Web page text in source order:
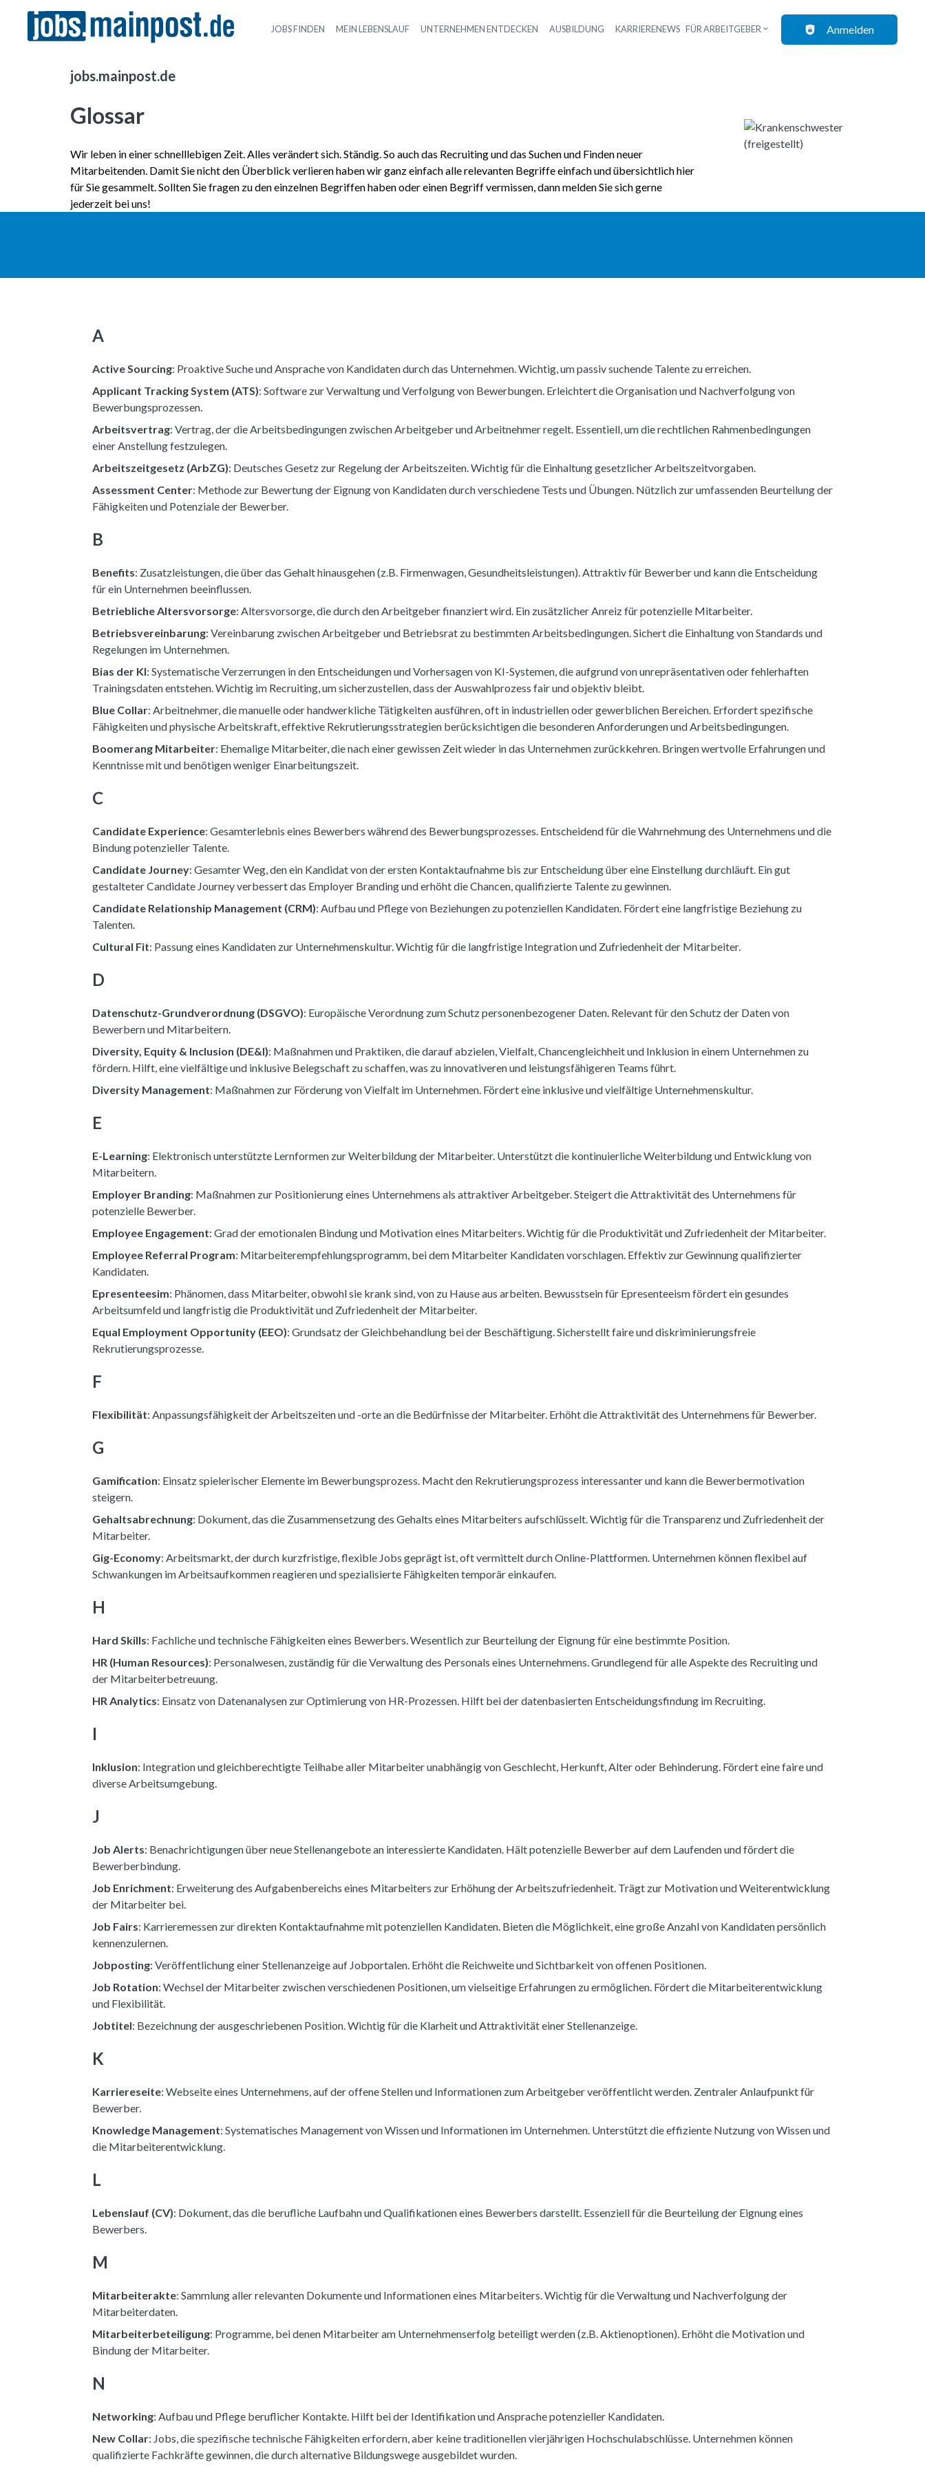
Haupt-Navigation
JOBS FINDEN MEIN LEBENSLAUF UNTERNEHMEN ENTDECKEN AUSBILDUNG KARRIERENEWS FÜR ARBEITGEBER Anmelden
jobs.mainpost.de
Glossar
Wir leben in einer schnelllebigen Zeit. Alles verändert sich. Ständig. So auch das Recruiting und das Suchen und Finden neuer
Mitarbeitenden. Damit Sie nicht den Überblick verlieren haben wir ganz einfach alle relevanten Begriffe einfach und übersichtlich hier
für Sie gesammelt. Sollten Sie fragen zu den einzelnen Begriffen haben oder einen Begriff vermissen, dann melden Sie sich gerne
jederzeit bei uns!
A
Active Sourcing: Proaktive Suche und Ansprache von Kandidaten durch das Unternehmen. Wichtig, um passiv suchende Talente zu erreichen.
Applicant Tracking System (ATS): Software zur Verwaltung und Verfolgung von Bewerbungen. Erleichtert die Organisation und Nachverfolgung von
Bewerbungsprozessen.
Arbeitsvertrag: Vertrag, der die Arbeitsbedingungen zwischen Arbeitgeber und Arbeitnehmer regelt. Essentiell, um die rechtlichen Rahmenbedingungen
einer Anstellung festzulegen.
Arbeitszeitgesetz (ArbZG): Deutsches Gesetz zur Regelung der Arbeitszeiten. Wichtig für die Einhaltung gesetzlicher Arbeitszeitvorgaben.
Assessment Center: Methode zur Bewertung der Eignung von Kandidaten durch verschiedene Tests und Übungen. Nützlich zur umfassenden Beurteilung der
Fähigkeiten und Potenziale der Bewerber.
B
Benefits: Zusatzleistungen, die über das Gehalt hinausgehen (z.B. Firmenwagen, Gesundheitsleistungen). Attraktiv für Bewerber und kann die Entscheidung
für ein Unternehmen beeinflussen.
Betriebliche Altersvorsorge: Altersvorsorge, die durch den Arbeitgeber finanziert wird. Ein zusätzlicher Anreiz für potenzielle Mitarbeiter.
Betriebsvereinbarung: Vereinbarung zwischen Arbeitgeber und Betriebsrat zu bestimmten Arbeitsbedingungen. Sichert die Einhaltung von Standards und
Regelungen im Unternehmen.
Bias der KI: Systematische Verzerrungen in den Entscheidungen und Vorhersagen von KI-Systemen, die aufgrund von unrepräsentativen oder fehlerhaften
Trainingsdaten entstehen. Wichtig im Recruiting, um sicherzustellen, dass der Auswahlprozess fair und objektiv bleibt.
Blue Collar: Arbeitnehmer, die manuelle oder handwerkliche Tätigkeiten ausführen, oft in industriellen oder gewerblichen Bereichen. Erfordert spezifische
Fähigkeiten und physische Arbeitskraft, effektive Rekrutierungsstrategien berücksichtigen die besonderen Anforderungen und Arbeitsbedingungen.
Boomerang Mitarbeiter: Ehemalige Mitarbeiter, die nach einer gewissen Zeit wieder in das Unternehmen zurückkehren. Bringen wertvolle Erfahrungen und
Kenntnisse mit und benötigen weniger Einarbeitungszeit.
C
Candidate Experience: Gesamterlebnis eines Bewerbers während des Bewerbungsprozesses. Entscheidend für die Wahrnehmung des Unternehmens und die
Bindung potenzieller Talente.
Candidate Journey: Gesamter Weg, den ein Kandidat von der ersten Kontaktaufnahme bis zur Entscheidung über eine Einstellung durchläuft. Ein gut
gestalteter Candidate Journey verbessert das Employer Branding und erhöht die Chancen, qualifizierte Talente zu gewinnen.
Candidate Relationship Management (CRM): Aufbau und Pflege von Beziehungen zu potenziellen Kandidaten. Fördert eine langfristige Beziehung zu
Talenten.
Cultural Fit: Passung eines Kandidaten zur Unternehmenskultur. Wichtig für die langfristige Integration und Zufriedenheit der Mitarbeiter.
D
Datenschutz-Grundverordnung (DSGVO): Europäische Verordnung zum Schutz personenbezogener Daten. Relevant für den Schutz der Daten von
Bewerbern und Mitarbeitern.
Diversity, Equity & Inclusion (DE&I): Maßnahmen und Praktiken, die darauf abzielen, Vielfalt, Chancengleichheit und Inklusion in einem Unternehmen zu
fördern. Hilft, eine vielfältige und inklusive Belegschaft zu schaffen, was zu innovativeren und leistungsfähigeren Teams führt.
Diversity Management: Maßnahmen zur Förderung von Vielfalt im Unternehmen. Fördert eine inklusive und vielfältige Unternehmenskultur.
E
E-Learning: Elektronisch unterstützte Lernformen zur Weiterbildung der Mitarbeiter. Unterstützt die kontinuierliche Weiterbildung und Entwicklung von
Mitarbeitern.
Employer Branding: Maßnahmen zur Positionierung eines Unternehmens als attraktiver Arbeitgeber. Steigert die Attraktivität des Unternehmens für
potenzielle Bewerber.
Employee Engagement: Grad der emotionalen Bindung und Motivation eines Mitarbeiters. Wichtig für die Produktivität und Zufriedenheit der Mitarbeiter.
Employee Referral Program: Mitarbeiterempfehlungsprogramm, bei dem Mitarbeiter Kandidaten vorschlagen. Effektiv zur Gewinnung qualifizierter
Kandidaten.
Epresenteesim: Phänomen, dass Mitarbeiter, obwohl sie krank sind, von zu Hause aus arbeiten. Bewusstsein für Epresenteeism fördert ein gesundes
Arbeitsumfeld und langfristig die Produktivität und Zufriedenheit der Mitarbeiter.
Equal Employment Opportunity (EEO): Grundsatz der Gleichbehandlung bei der Beschäftigung. Sicherstellt faire und diskriminierungsfreie
Rekrutierungsprozesse.
F
Flexibilität: Anpassungsfähigkeit der Arbeitszeiten und -orte an die Bedürfnisse der Mitarbeiter. Erhöht die Attraktivität des Unternehmens für Bewerber.
G
Gamification: Einsatz spielerischer Elemente im Bewerbungsprozess. Macht den Rekrutierungsprozess interessanter und kann die Bewerbermotivation
steigern.
Gehaltsabrechnung: Dokument, das die Zusammensetzung des Gehalts eines Mitarbeiters aufschlüsselt. Wichtig für die Transparenz und Zufriedenheit der
Mitarbeiter.
Gig-Economy: Arbeitsmarkt, der durch kurzfristige, flexible Jobs geprägt ist, oft vermittelt durch Online-Plattformen. Unternehmen können flexibel auf
Schwankungen im Arbeitsaufkommen reagieren und spezialisierte Fähigkeiten temporär einkaufen.
H
Hard Skills: Fachliche und technische Fähigkeiten eines Bewerbers. Wesentlich zur Beurteilung der Eignung für eine bestimmte Position.
HR (Human Resources): Personalwesen, zuständig für die Verwaltung des Personals eines Unternehmens. Grundlegend für alle Aspekte des Recruiting und
der Mitarbeiterbetreuung.
HR Analytics: Einsatz von Datenanalysen zur Optimierung von HR-Prozessen. Hilft bei der datenbasierten Entscheidungsfindung im Recruiting.
I
Inklusion: Integration und gleichberechtigte Teilhabe aller Mitarbeiter unabhängig von Geschlecht, Herkunft, Alter oder Behinderung. Fördert eine faire und
diverse Arbeitsumgebung.
J
Job Alerts: Benachrichtigungen über neue Stellenangebote an interessierte Kandidaten. Hält potenzielle Bewerber auf dem Laufenden und fördert die
Bewerberbindung.
Job Enrichment: Erweiterung des Aufgabenbereichs eines Mitarbeiters zur Erhöhung der Arbeitszufriedenheit. Trägt zur Motivation und Weiterentwicklung
der Mitarbeiter bei.
Job Fairs: Karrieremessen zur direkten Kontaktaufnahme mit potenziellen Kandidaten. Bieten die Möglichkeit, eine große Anzahl von Kandidaten persönlich
kennenzulernen.
Jobposting: Veröffentlichung einer Stellenanzeige auf Jobportalen. Erhöht die Reichweite und Sichtbarkeit von offenen Positionen.
Job Rotation: Wechsel der Mitarbeiter zwischen verschiedenen Positionen, um vielseitige Erfahrungen zu ermöglichen. Fördert die Mitarbeiterentwicklung
und Flexibilität.
Jobtitel: Bezeichnung der ausgeschriebenen Position. Wichtig für die Klarheit und Attraktivität einer Stellenanzeige.
K
Karriereseite: Webseite eines Unternehmens, auf der offene Stellen und Informationen zum Arbeitgeber veröffentlicht werden. Zentraler Anlaufpunkt für
Bewerber.
Knowledge Management: Systematisches Management von Wissen und Informationen im Unternehmen. Unterstützt die effiziente Nutzung von Wissen und
die Mitarbeiterentwicklung.
L
Lebenslauf (CV): Dokument, das die berufliche Laufbahn und Qualifikationen eines Bewerbers darstellt. Essenziell für die Beurteilung der Eignung eines
Bewerbers.
M
Mitarbeiterakte: Sammlung aller relevanten Dokumente und Informationen eines Mitarbeiters. Wichtig für die Verwaltung und Nachverfolgung der
Mitarbeiterdaten.
Mitarbeiterbeteiligung: Programme, bei denen Mitarbeiter am Unternehmenserfolg beteiligt werden (z.B. Aktienoptionen). Erhöht die Motivation und
Bindung der Mitarbeiter.
N
Networking: Aufbau und Pflege beruflicher Kontakte. Hilft bei der Identifikation und Ansprache potenzieller Kandidaten.
New Collar: Jobs, die spezifische technische Fähigkeiten erfordern, aber keine traditionellen vierjährigen Hochschulabschlüsse. Unternehmen können
qualifizierte Fachkräfte gewinnen, die durch alternative Bildungswege ausgebildet wurden.